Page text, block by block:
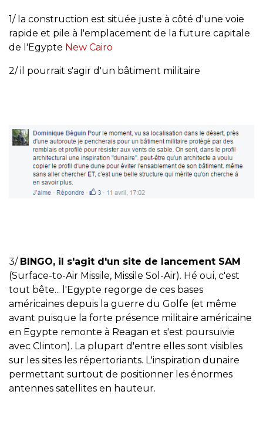
1/ la construction est située juste à côté d'une voie
rapide et pile à l'emplacement de la future capitale
de l'Egypte New Cairo
2/ il pourrait s'agir d'un bâtiment militaire
3/ BINGO, il s'agit d'un site de lancement SAM
(Surface-to-Air Missile, Missile Sol-Air). Hé oui, c'est
tout bête... l'Egypte regorge de ces bases
américaines depuis la guerre du Golfe (et même
avant puisque la forte présence militaire américaine
en Egypte remonte à Reagan et s'est poursuivie
avec Clinton). La plupart d'entre elles sont visibles
sur les sites les répertoriants. L'inspiration dunaire
permettant surtout de positionner les énormes
antennes satellites en hauteur.